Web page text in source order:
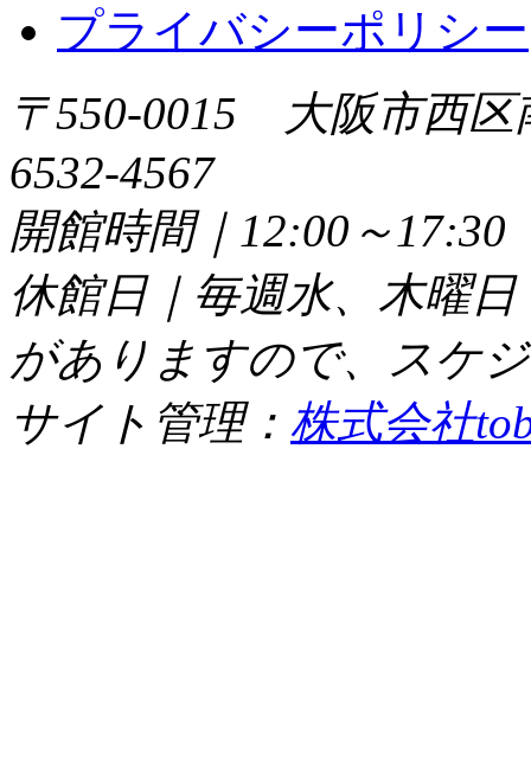
プライバシーポリシー
〒550-0015 大阪市西
6532-4567
開館時間｜12:00～
休館日｜毎週水、木曜
がありますので、スケ
サイト管理： 株式会社